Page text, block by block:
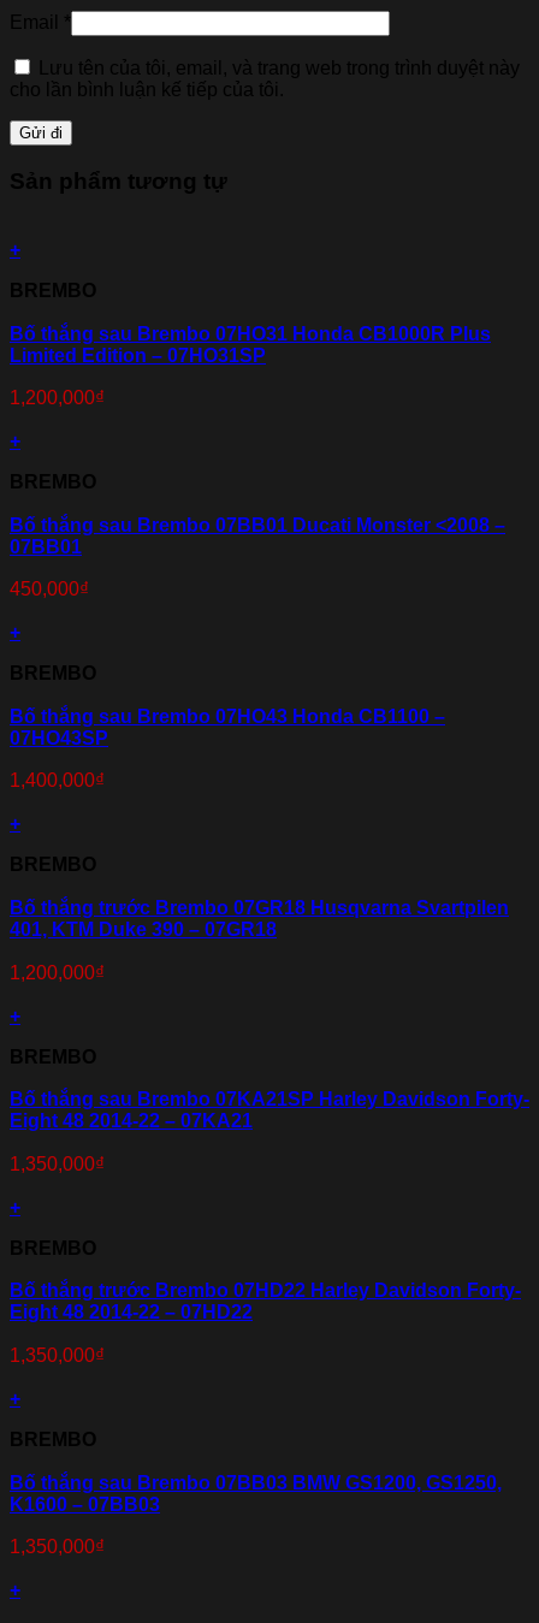
Email *
Lưu tên của tôi, email, và trang web trong trình duyệt này
cho lần bình luận kế tiếp của tôi.
Sản phẩm tương tự
+
BREMBO
Bố thắng sau Brembo 07HO31 Honda CB1000R Plus
Limited Edition – 07HO31SP
1,200,000₫
+
BREMBO
Bố thắng sau Brembo 07BB01 Ducati Monster <2008 –
07BB01
450,000₫
+
BREMBO
Bố thắng sau Brembo 07HO43 Honda CB1100 –
07HO43SP
1,400,000₫
+
BREMBO
Bố thắng trước Brembo 07GR18 Husqvarna Svartpilen
401, KTM Duke 390 – 07GR18
1,200,000₫
+
BREMBO
Bố thắng sau Brembo 07KA21SP Harley Davidson Forty-
Eight 48 2014-22 – 07KA21
1,350,000₫
+
BREMBO
Bố thắng trước Brembo 07HD22 Harley Davidson Forty-
Eight 48 2014-22 – 07HD22
1,350,000₫
+
BREMBO
Bố thắng sau Brembo 07BB03 BMW GS1200, GS1250,
K1600 – 07BB03
1,350,000₫
+